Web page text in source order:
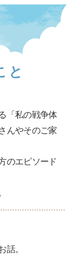
と
「私の戦争体
んやそのご家
のエピソード
。